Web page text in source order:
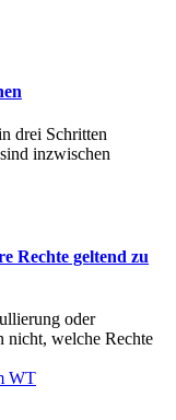
drei Schritten
inzwischen
Rechte geltend zu
oder
nicht, welche Rechte